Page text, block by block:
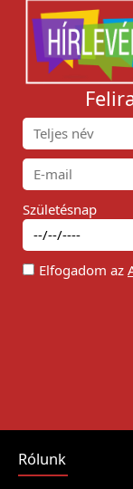
Születésnap
Elfogadom az
Rólunk